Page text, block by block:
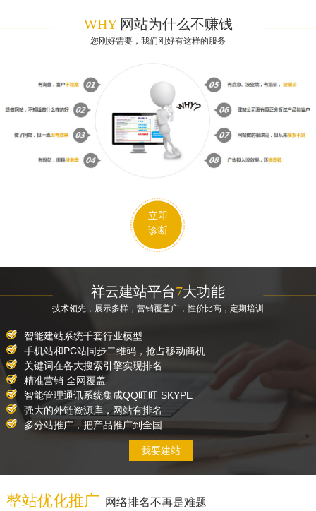
WHY网站为什么不赚钱
您刚好需要，我们刚好有这样的服务
立即
诊断
祥云建站平台7大功能
技术领先，展示多样，营销覆盖广，性价比高，定期培训
智能建站系统千套行业模型
手机站和PC站同步二维码，抢占移动商机
关键词在各大搜索引擎实现排名
精准营销 全网覆盖
智能管理通讯系统集成QQ旺旺 SKYPE
强大的外链资源库，网站有排名
多分站推广，把产品推广到全国
我要建站
整站优化推广 网络排名不再是难题